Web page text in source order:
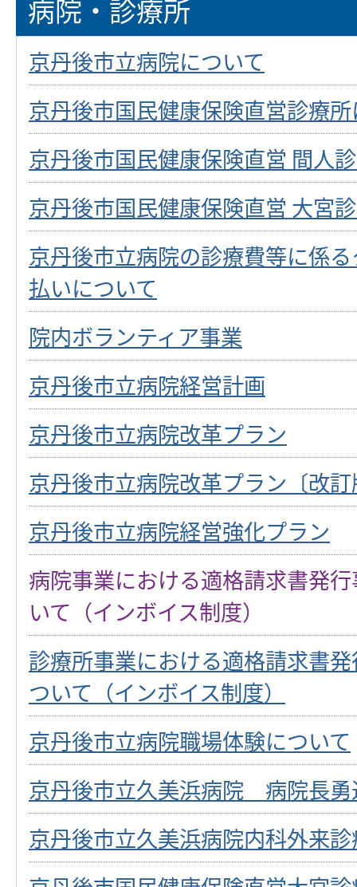
病院・診療所
京丹後市立病院について
京丹後市国民健康保険直営診療
京丹後市国民健康保険直営 間人
京丹後市国民健康保険直営 大宮
京丹後市立病院の診療費等に係
払いについて
院内ボランティア事業
京丹後市立病院経営計画
京丹後市立病院改革プラン
京丹後市立病院改革プラン〔改
京丹後市立病院経営強化プラン
病院事業における適格請求書発
いて（インボイス制度）
診療所事業における適格請求書
ついて（インボイス制度）
京丹後市立病院職場体験について
京丹後市立久美浜病院 病院長勇
京丹後市立久美浜病院内科外来